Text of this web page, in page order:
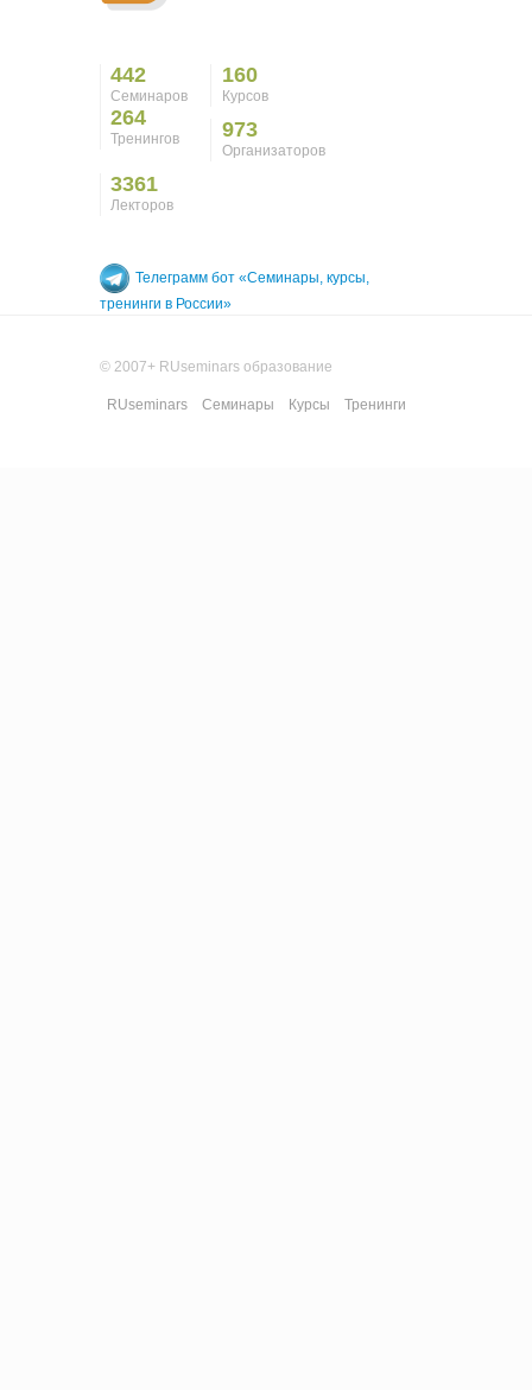
442
Семинаров
160
Курсов
264
Тренингов 973
Организаторов
3361
Лекторов
Телеграмм бот «Семинары, курсы,
тренинги в России»
© 2007+ RUseminars образование
RUseminars Семинары Курсы Тренинги